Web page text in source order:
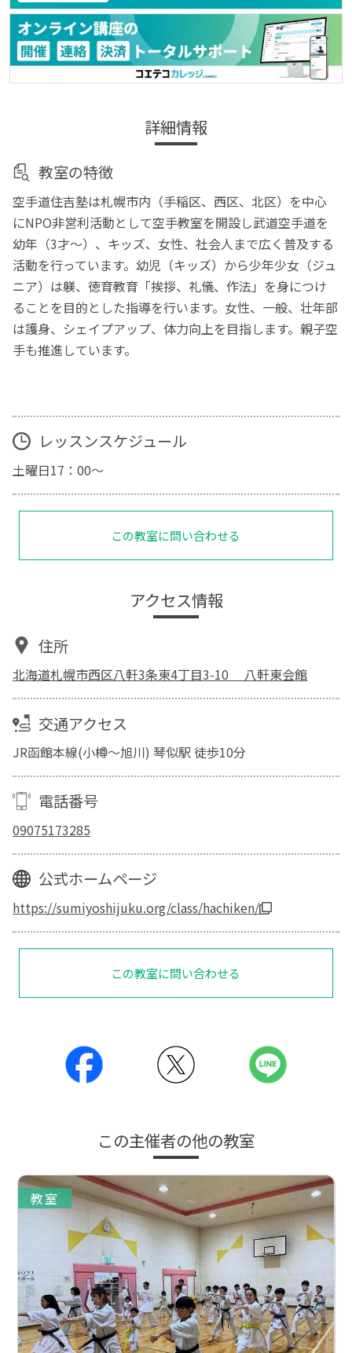
詳細情報
教室の特徴
空手道住吉塾は札幌市内（手稲区、西区、北区）を中心
にNPO非営利活動として空手教室を開設し武道空手道を
幼年（3才～）、キッズ、女性、社会人まで広く普及する
活動を行っています。幼児（キッズ）から少年少女（ジュ
ニア）は躾、徳育教育「挨拶、礼儀、作法」を身につけ
ることを目的とした指導を行います。女性、一般、壮年部
は護身、シェイプアップ、体力向上を目指します。親子空
手も推進しています。
レッスンスケジュール
土曜日17：00～
この教室に問い合わせる
アクセス情報
住所
北海道札幌市西区八軒3条東4丁目3-10 八軒東会館
交通アクセス
JR函館本線(小樽～旭川) 琴似駅 徒歩10分
電話番号
09075173285
公式ホームページ
https://sumiyoshijuku.org/class/hachiken/
この教室に問い合わせる
この主催者の他の教室
教室